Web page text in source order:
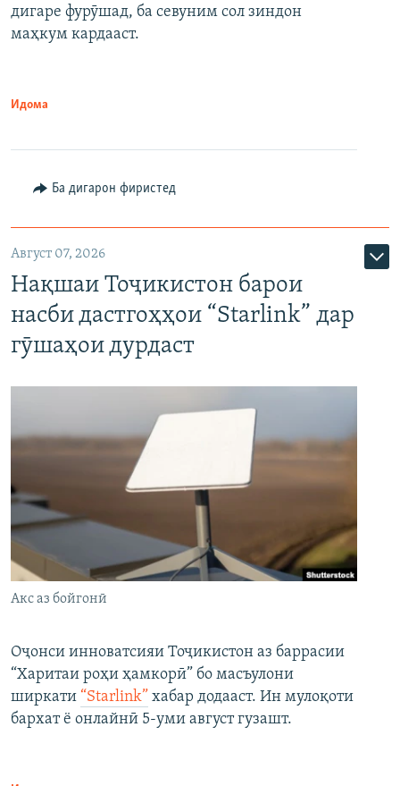
дигаре фурӯшад, ба севуним сол зиндон
маҳкум кардааст.
Идома
Ба дигарон фиристед
Август 07, 2026
Нақшаи Тоҷикистон барои
насби дастгоҳҳои “Starlink” дар
гӯшаҳои дурдаст
Акс аз бойгонӣ
Оҷонси инноватсияи Тоҷикистон аз баррасии
“Харитаи роҳи ҳамкорӣ” бо масъулони
ширкати “Starlink” хабар додааст. Ин мулоқоти
бархат ё онлайнӣ 5-уми август гузашт.